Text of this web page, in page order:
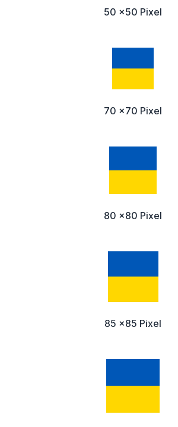
50 x50 Pixel
70 x70 Pixel
80 x80 Pixel
85 x85 Pixel